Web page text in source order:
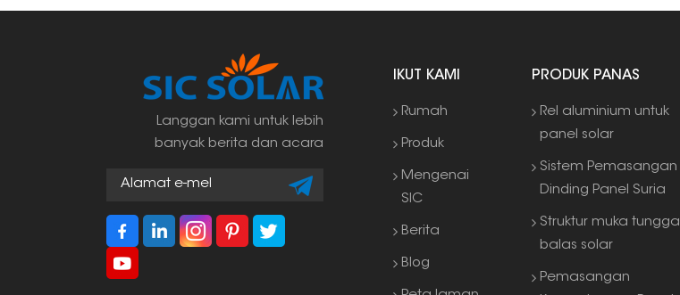
Langgan kami untuk lebih
banyak berita dan acara
IKUT KAMI
Rumah
Produk
Mengenai
SIC
Berita
Blog
PRODUK PANAS
Rel aluminium untuk
panel solar
Sistem Pemasangan
Dinding Panel Suria
Struktur muka tunggal
balas solar
Pemasangan